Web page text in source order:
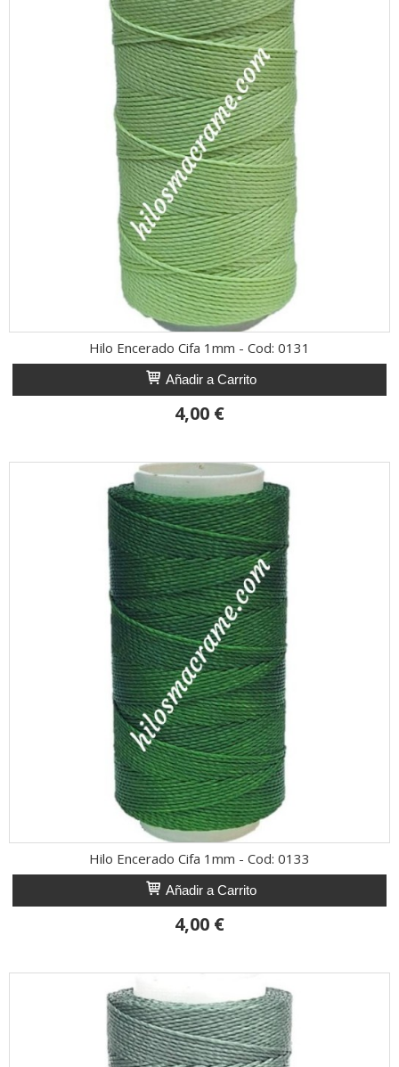
Hilo Encerado Cifa 1mm - Cod: 0131
Añadir a Carrito
4,00 €
Hilo Encerado Cifa 1mm - Cod: 0133
Añadir a Carrito
4,00 €